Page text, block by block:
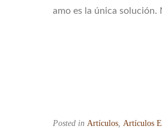
amo es la única solución.
Posted in Artículos Artículos